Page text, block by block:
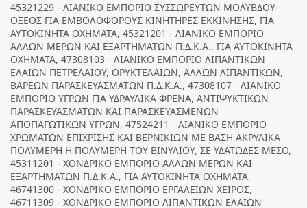
45321229 - ΛΙΑΝΙΚΟ ΕΜΠΟΡΙΟ ΣΥΣΣΩΡΕΥΤΩΝ ΜΟΛΥΒΔΟΥ-
ΟΞΕΟΣ ΓΙΑ ΕΜΒΟΛΟΦΟΡΟΥΣ ΚΙΝΗΤΗΡΕΣ ΕΚΚΙΝΗΣΗΣ, ΓΙΑ
ΑΥΤΟΚΙΝΗΤΑ ΟΧΗΜΑΤΑ, 45321201 - ΛΙΑΝΙΚΟ ΕΜΠΟΡΙΟ
ΑΛΛΩΝ ΜΕΡΩΝ ΚΑΙ ΕΞΑΡΤΗΜΑΤΩΝ Π.Δ.Κ.Α., ΓΙΑ ΑΥΤΟΚΙΝΗΤΑ
ΟΧΗΜΑΤΑ, 47308103 - ΛΙΑΝΙΚΟ ΕΜΠΟΡΙΟ ΛΙΠΑΝΤΙΚΩΝ
ΕΛΑΙΩΝ ΠΕΤΡΕΛΑΙΟΥ, ΟΡΥΚΤΕΛΑΙΩΝ, ΑΛΛΩΝ ΛΙΠΑΝΤΙΚΩΝ,
ΒΑΡΕΩΝ ΠΑΡΑΣΚΕΥΑΣΜΑΤΩΝ Π.Δ.Κ.Α., 47308107 - ΛΙΑΝΙΚΟ
ΕΜΠΟΡΙΟ ΥΓΡΩΝ ΓΙΑ ΥΔΡΑΥΛΙΚΑ ΦΡΕΝΑ, ΑΝΤΙΨΥΚΤΙΚΩΝ
ΠΑΡΑΣΚΕΥΑΣΜΑΤΩΝ ΚΑΙ ΠΑΡΑΣΚΕΥΑΣΜΕΝΩΝ
ΑΠΟΠΑΓΩΤΙΚΩΝ ΥΓΡΩΝ, 47524211 - ΛΙΑΝΙΚΟ ΕΜΠΟΡΙΟ
ΧΡΩΜΑΤΩΝ ΕΠΙΧΡΙΣΗΣ ΚΑΙ ΒΕΡΝΙΚΙΩΝ ΜΕ ΒΑΣΗ ΑΚΡΥΛΙΚΑ
ΠΟΛΥΜΕΡΗ Η ΠΟΛΥΜΕΡΗ ΤΟΥ ΒΙΝΥΛΙΟΥ, ΣΕ ΥΔΑΤΩΔΕΣ ΜΕΣΟ,
45311201 - ΧΟΝΔΡΙΚΟ ΕΜΠΟΡΙΟ ΑΛΛΩΝ ΜΕΡΩΝ ΚΑΙ
ΕΞΑΡΤΗΜΑΤΩΝ Π.Δ.Κ.Α., ΓΙΑ ΑΥΤΟΚΙΝΗΤΑ ΟΧΗΜΑΤΑ,
46741300 - ΧΟΝΔΡΙΚΟ ΕΜΠΟΡΙΟ ΕΡΓΑΛΕΙΩΝ ΧΕΙΡΟΣ,
46711309 - ΧΟΝΔΡΙΚΟ ΕΜΠΟΡΙΟ ΛΙΠΑΝΤΙΚΩΝ ΕΛΑΙΩΝ